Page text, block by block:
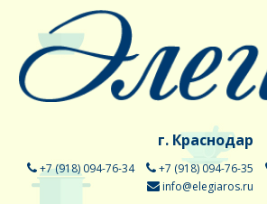
г. Краснодар
+7 (918) 094-76-34 +7 (918) 094-76-35
info@elegiaros.ru